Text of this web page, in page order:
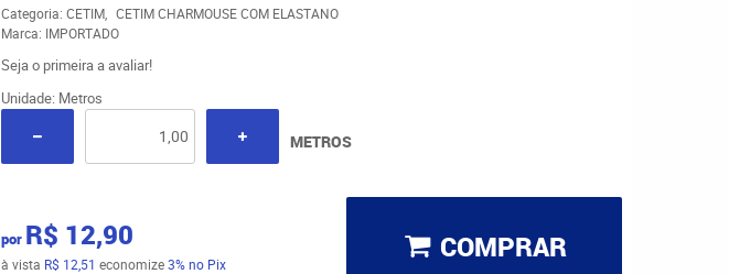
Categoria: CETIM
CETIM CHARMOUSE COM ELASTANO
Marca: IMPORTADO
Seja o primeira a avaliar!
Unidade: Metros
METROS
por R$ 12,90
à vista R$ 12,51 economize3% no Pix COMPRAR